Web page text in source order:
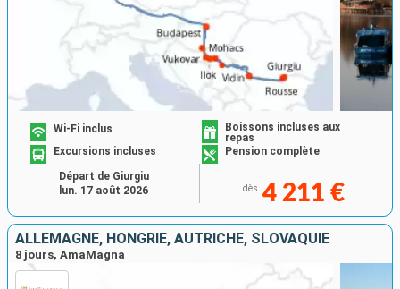
Wi-Fi inclus
Boissons incluses aux
repas
Excursions incluses
Pension complète
dès 4 211 €
Départ de Giurgiu
lun. 17 août 2026
ALLEMAGNE, HONGRIE, AUTRICHE, SLOVAQUIE
8 jours, AmaMagna